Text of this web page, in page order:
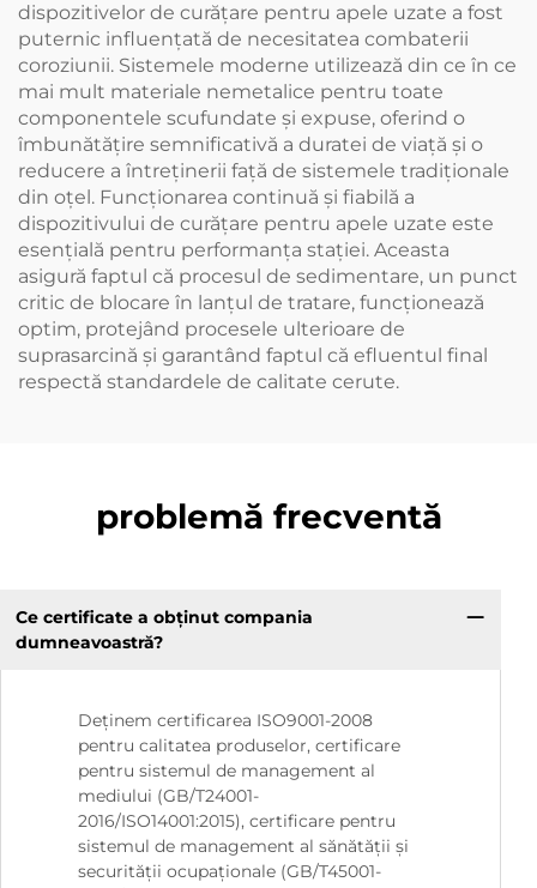
dispozitivelor de curățare pentru apele uzate a fost
puternic influențată de necesitatea combaterii
coroziunii. Sistemele moderne utilizează din ce în ce
mai mult materiale nemetalice pentru toate
componentele scufundate și expuse, oferind o
îmbunătățire semnificativă a duratei de viață și o
reducere a întreținerii față de sistemele tradiționale
din oțel. Funcționarea continuă și fiabilă a
dispozitivului de curățare pentru apele uzate este
esențială pentru performanța stației. Aceasta
asigură faptul că procesul de sedimentare, un punct
critic de blocare în lanțul de tratare, funcționează
optim, protejând procesele ulterioare de
suprasarcină și garantând faptul că efluentul final
respectă standardele de calitate cerute.
problemă frecventă
Ce certificate a obținut compania
dumneavoastră?
Deținem certificarea ISO9001-2008
pentru calitatea produselor, certificare
pentru sistemul de management al
mediului (GB/T24001-
2016/ISO14001:2015), certificare pentru
sistemul de management al sănătății și
securității ocupaționale (GB/T45001-